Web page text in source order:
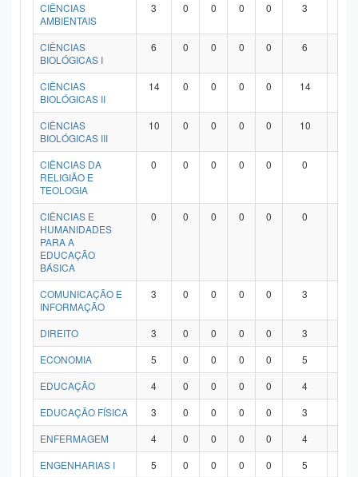
CIÊNCIAS
AMBIENTAIS
3 0 0 0 0 3
CIÊNCIAS
BIOLÓGICAS I
6 0 0 0 0 6
CIÊNCIAS
BIOLÓGICAS II
14 0 0 0 0 14
CIÊNCIAS
BIOLÓGICAS III
10 0 0 0 0 10
CIÊNCIAS DA
RELIGIÃO E
TEOLOGIA
0 0 0 0 0 0
CIÊNCIAS E
HUMANIDADES
PARA A
EDUCAÇÃO
BÁSICA
0 0 0 0 0 0
COMUNICAÇÃO E
INFORMAÇÃO
3 0 0 0 0 3
DIREITO 3 0 0 0 0 3
ECONOMIA
5 0 0 0 0 5
EDUCAÇÃO
4 0 0 0 0 4
EDUCAÇÃO FÍSICA
3 0 0 0 0 3
ENFERMAGEM
4 0 0 0 0 4
ENGENHARIAS I
5 0 0 0 0 5